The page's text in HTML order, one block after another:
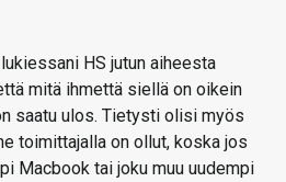
HS jutun aiheesta
mitä ihmettä siellä on oikein
saatu ulos. Tietysti olisi myös
toimittajalla on ollut, koska jos
Macbook tai joku muu uudempi